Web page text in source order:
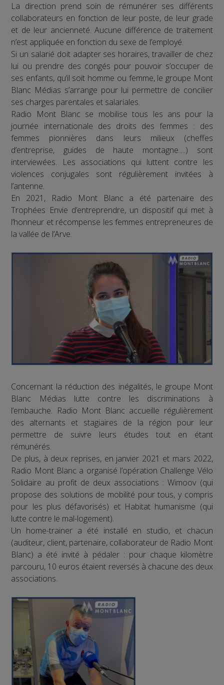
La direction prend soin de rémunérer ses différents
collaborateurs en fonction de leur poste, de leur grade
et de leur ancienneté. Aucune différence de traitement
n’est appliquée en fonction du sexe de l’employé.
Si un salarié doit adapter ses horaires, travailler de chez
lui ou prendre des congés pour pouvoir s’occuper de
ses enfants, qu’il soit homme ou femme, le groupe Mont
Blanc Médias s’arrange pour lui permettre de concilier
ses charges parentales et salariales.
Radio Mont Blanc se mobilise tous les ans pour la
journée internationale des droits des femmes : des
femmes pionnières dans leurs milieux (cheffes
d’entreprise, guides de haute montagne….) sont
interviewées. Les associations qui luttent contre les
violences conjugales sont régulièrement invitées à
l’antenne.
En 2021, Radio Mont Blanc a été partenaire des
Trophées Envie d’entreprendre, un dispositif qui met à
l’honneur et récompense les femmes entrepreneures de
la vallée de l’Arve.
Concernant la réduction des inégalités, le groupe Mont
Blanc Médias lutte contre les discriminations à
l’embauche. Radio Mont Blanc accueille régulièrement
des alternants et stagiaires de la région pour leur
permettre de suivre leurs études tout en étant
rémunérés.
De plus, à deux reprises, en janvier 2021 et mars 2022,
Radio Mont Blanc a organisé l’opération Challenge Vélo
Solidaire au profit de deux associations : Wimoov (qui
propose des solutions de mobilité pour tous, y compris
pour les plus défavorisés) et Habitat humanisme (qui
lutte contre le mal-logement).
Un home-trainer a été installé en studio, et chacun
(auditeur, client, partenaire, collaborateur de Radio Mont
Blanc) a été invité à pédaler : pour chaque kilomètre
parcouru, 10 euros étaient reversés à chacune des deux
associations.